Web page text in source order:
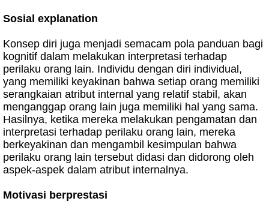
Sosial explanation
Konsep diri juga menjadi semacam pola panduan bagi
kognitif dalam melakukan interpretasi terhadap
perilaku orang lain. Individu dengan diri individual,
yang memiliki keyakinan bahwa setiap orang memiliki
serangkaian atribut internal yang relatif stabil, akan
menganggap orang lain juga memiliki hal yang sama.
Hasilnya, ketika mereka melakukan pengamatan dan
interpretasi terhadap perilaku orang lain, mereka
berkeyakinan dan mengambil kesimpulan bahwa
perilaku orang lain tersebut didasi dan didorong oleh
aspek-aspek dalam atribut internalnya.
Motivasi berprestasi